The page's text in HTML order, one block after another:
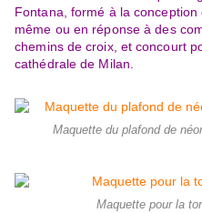
Fontana, formé à la
même ou en réponse à des
chemins de croix, et concourt
cathédrale de Milan.
Maquette du plafond de
Maquette pour la